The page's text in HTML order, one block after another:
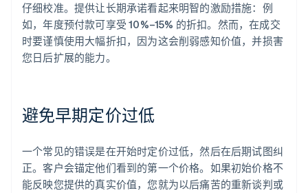
仔细校准。提供让长期承诺看起来明智的激励措施：例
如，年度预付款可享受 10%–15% 的折扣。然而，在成交
时要谨慎使用大幅折扣，因为这会削弱感知价值，并损害
您日后扩展的能力。
避免早期定价过低
一个常见的错误是在开始时定价过低，然后在后期试图纠
正。客户会锚定他们看到的第一个价格。如果初始价格不
能反映您提供的真实价值，您就为以后痛苦的重新谈判或